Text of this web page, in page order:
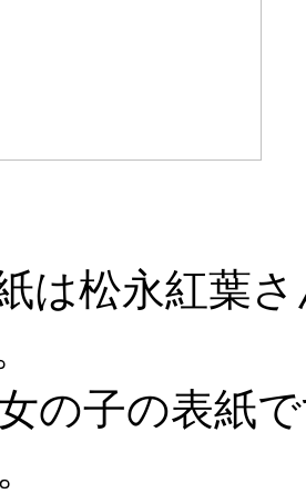
は松永紅葉
の子の表紙